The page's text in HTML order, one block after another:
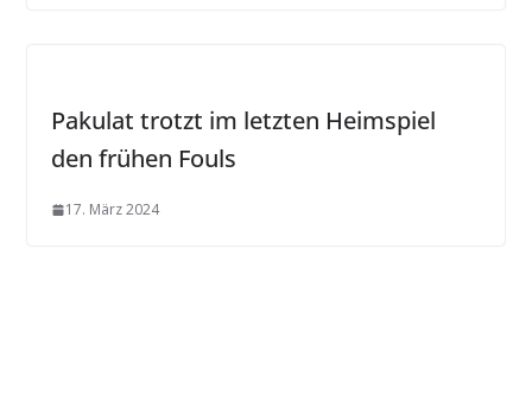
Pakulat trotzt im letzten Heimspiel
den frühen Fouls
17. März 2024